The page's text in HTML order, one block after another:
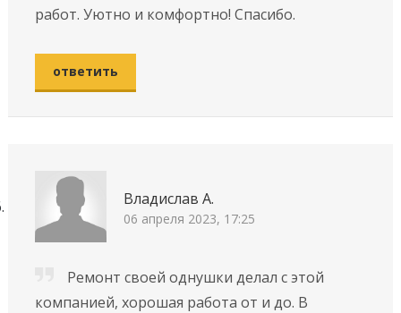
работ. Уютно и комфортно! Спасибо.
ответить
Владислав А.
06 апреля 2023, 17:25
Ремонт своей однушки делал с этой
компанией, хорошая работа от и до. В